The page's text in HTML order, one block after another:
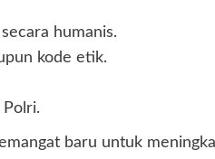
humanis.
kode etik.
baru untuk